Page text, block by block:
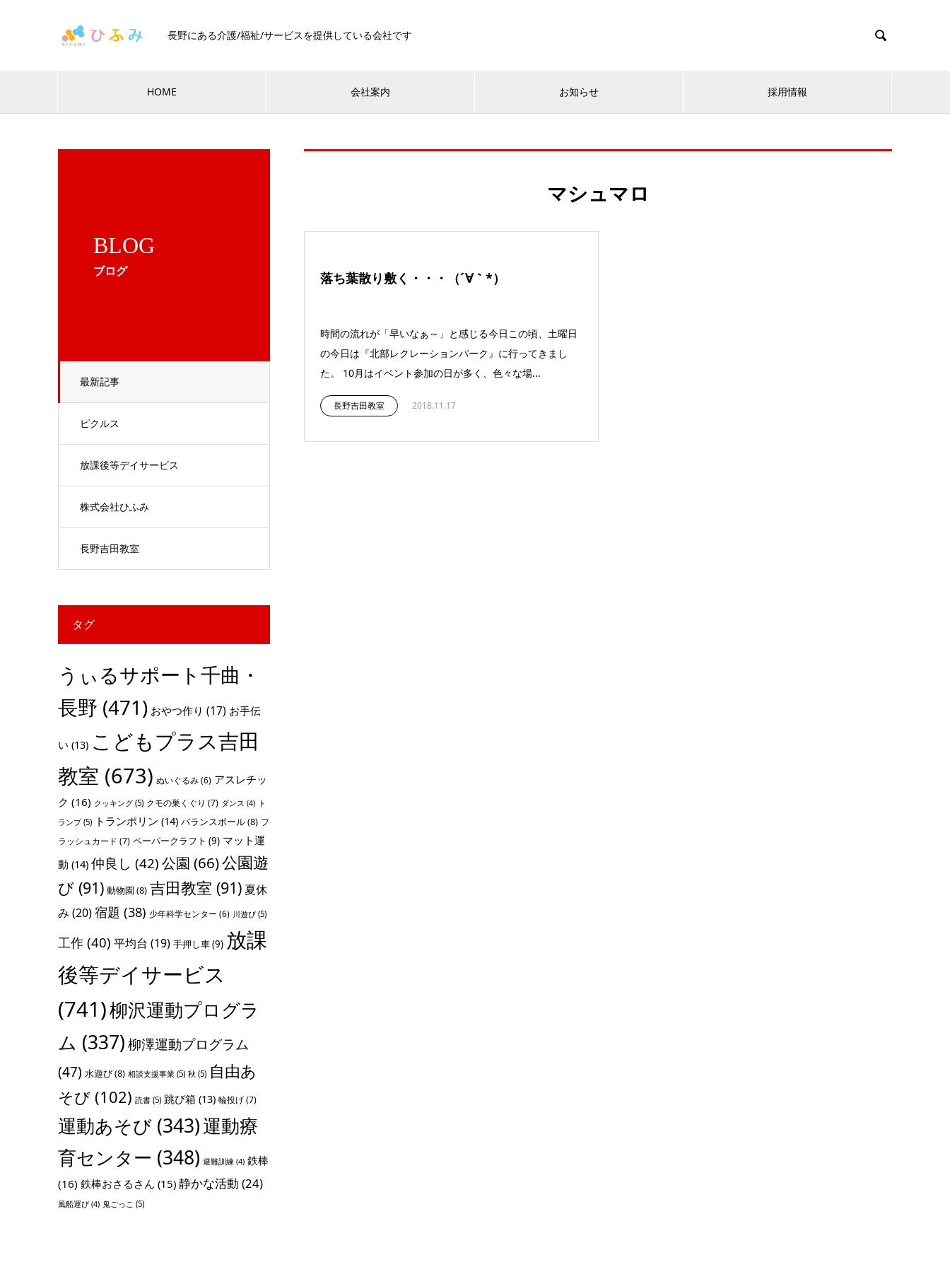
長野にある介護/福祉/サービスを提供している会社です 
HOME 会社案内 お知らせ 採用情報
BLOG
ブログ
最新記事
ピクルス
放課後等デイサービス
株式会社ひふみ
長野吉田教室
マシュマロ
落ち葉散り敷く・・・（´∀｀*）
時間の流れが「早いなぁ～」と感じる今日この頃、土曜日
の今日は『北部レクレーションパーク』に行ってきまし
た。 10月はイベント参加の日が多く、色々な場...
長野吉田教室 2018.11.17
タグ
うぃるサポート千曲・
長野 (471) おやつ作り (17) お手伝
い (13) こどもプラス吉田
教室 (673) ぬいぐるみ(6) アスレチッ
ク (16) クッキング (5) クモの巣くぐり (7) ダンス (4) ト
ランプ(5) トランポリン (14) バランスボール(8) フ
ラッシュカード (7) ペーパークラフト (9) マット運
動 (14) 仲良し (42) 公園 (66)公園遊
び (91) 動物園 (8) 吉田教室 (91) 夏休
み (20)宿題 (38) 少年科学センター (6) 川遊び (5)
工作 (40) 平均台 (19) 手押し車(9) 放課
後等デイサービス
(741)柳沢運動プログラ
ム (337)柳澤運動プログラム
(47) 水遊び(8) 相談支援事業 (5) 秋 (5) 自由あ
そび (102) 読書 (5) 跳び箱 (13) 輪投げ(7)
運動あそび (343)運動療
育センター (348) 避難訓練 (4) 鉄棒
(16) 鉄棒おさるさん (15) 静かな活動 (24)
風船運び (4) 鬼ごっこ (5)